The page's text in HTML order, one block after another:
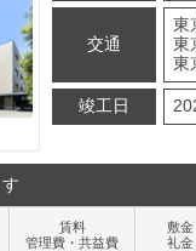
交通
東
東
東
竣工日
賃料
管理費・共益費
敷金
礼金